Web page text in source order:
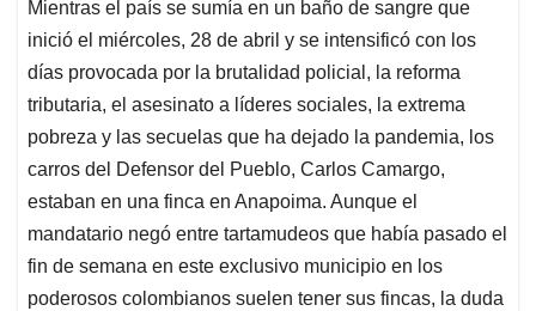
s
A
p
p
b
o
o
k
e
d
I
n
l
a
d
s
Mientras el país se sumía en un baño de sangre que
inició el miércoles, 28 de abril y se intensificó con los
días provocada por la brutalidad policial, la reforma
tributaria, el asesinato a líderes sociales, la extrema
pobreza y las secuelas que ha dejado la pandemia, los
carros del Defensor del Pueblo, Carlos Camargo,
estaban en una finca en Anapoima. Aunque el
mandatario negó entre tartamudeos que había pasado el
fin de semana en este exclusivo municipio en los
poderosos colombianos suelen tener sus fincas, la duda